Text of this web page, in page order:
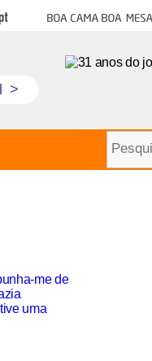
Boa cama boa mesa
>